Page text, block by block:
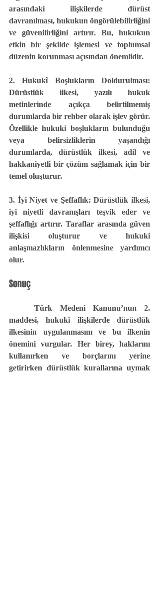
arasındaki ilişkilerde dürüst
davranılması, hukukun öngörülebilirliğini
ve güvenilirliğini artırır. Bu, hukukun
etkin bir şekilde işlemesi ve toplumsal
düzenin korunması açısından önemlidir.
2. Hukukî Boşlukların Doldurulması:
Dürüstlük ilkesi, yazılı hukuk
metinlerinde açıkça belirtilmemiş
durumlarda bir rehber olarak işlev görür.
Özellikle hukuki boşlukların bulunduğu
veya belirsizliklerin yaşandığı
durumlarda, dürüstlük ilkesi, adil ve
hakkaniyetli bir çözüm sağlamak için bir
temel oluşturur.
3. İyi Niyet ve Şeffaflık: Dürüstlük ilkesi,
iyi niyetli davranışları teşvik eder ve
şeffaflığı artırır. Taraflar arasında güven
ilişkisi oluşturur ve hukuki
anlaşmazlıkların önlenmesine yardımcı
olur.
Sonuç
	Türk Medeni Kanunu’nun 2.
maddesi, hukukî ilişkilerde dürüstlük
ilkesinin uygulanmasını ve bu ilkenin
önemini vurgular. Her birey, haklarını
kullanırken ve borçlarını yerine
getirirken dürüstlük kurallarına uymak